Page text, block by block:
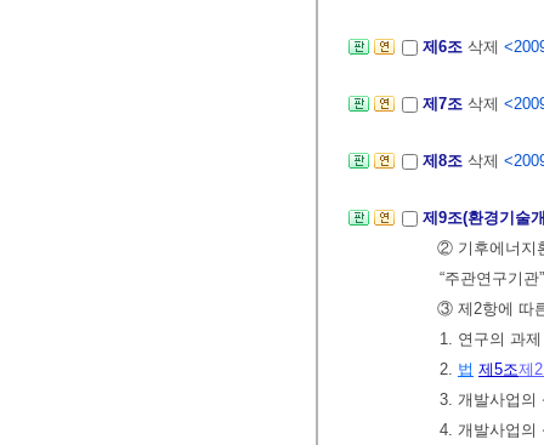
제6조 삭제
제7조 삭제
제8조 삭제
제9조(환경기술
② 기후에너지
“주관연구기
③ 제2항에 따
1. 연구의 과
2. 법 제5조제
3. 개발사업의
4. 개발사업의